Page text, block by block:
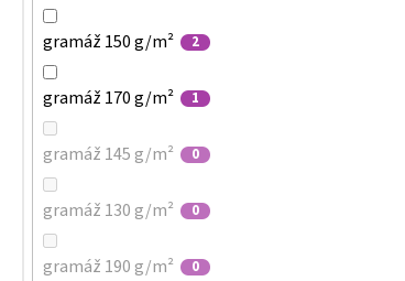
gramáž 150 g/m² 2
gramáž 170 g/m² 1
gramáž 145 g/m² 0
gramáž 130 g/m² 0
gramáž 190 g/m² 0